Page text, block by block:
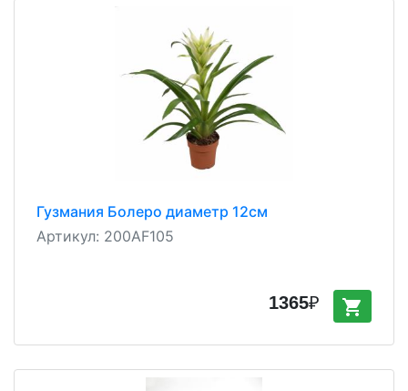
Гузмания Болеро диаметр 12см
Артикул: 200AF105
1365₽ shopping_cart